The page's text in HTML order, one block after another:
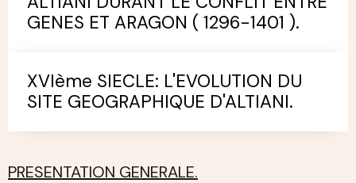
GENES ET ARAGON ( 1296-1401 ).
XVIème SIECLE: L'EVOLUTION DU
SITE GEOGRAPHIQUE D'ALTIANI.
PRESENTATION GENERALE.